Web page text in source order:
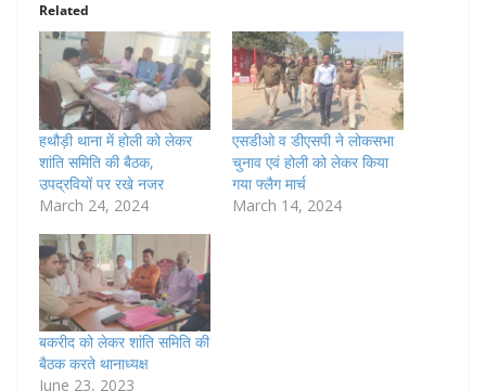
Related
हथौड़ी थाना में होली को लेकर
शांति समिति की बैठक,
उपद्रवियों पर रखे नजर
March 24, 2024
एसडीओ व डीएसपी ने लोकसभा
चुनाव एवं होली को लेकर किया
गया फ्लैग मार्च
March 14, 2024
बकरीद को लेकर शांति समिति की
बैठक करते थानाध्यक्ष
June 23, 2023